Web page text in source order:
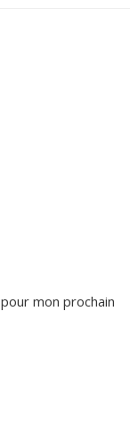
mon prochain